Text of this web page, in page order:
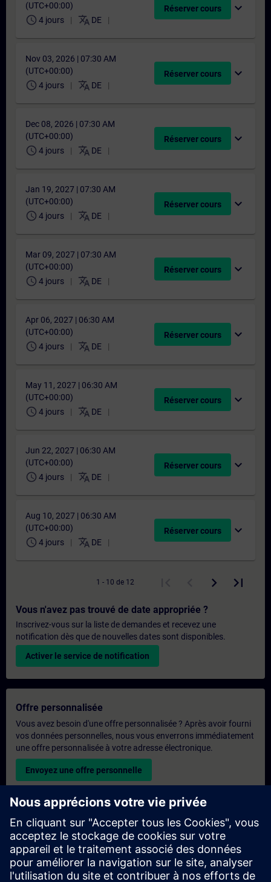
(UTC+00:00)
schedule 4 jours translate DE
Réserver cours expand_more
Nov 03, 2026 | 07:30 AM
(UTC+00:00)
schedule 4 jours translate DE
Réserver cours expand_more
Dec 08, 2026 | 07:30 AM
(UTC+00:00)
schedule 4 jours translate DE
Réserver cours expand_more
Jan 19, 2027 | 07:30 AM
(UTC+00:00)
schedule 4 jours translate DE
Réserver cours expand_more
Mar 09, 2027 | 07:30 AM
(UTC+00:00)
schedule 4 jours translate DE
Réserver cours expand_more
Apr 06, 2027 | 06:30 AM
(UTC+00:00)
schedule 4 jours translate DE
Réserver cours expand_more
May 11, 2027 | 06:30 AM
(UTC+00:00)
schedule 4 jours translate DE
Réserver cours expand_more
Jun 22, 2027 | 06:30 AM
(UTC+00:00)
schedule 4 jours translate DE
Réserver cours expand_more
Aug 10, 2027 | 06:30 AM
(UTC+00:00)
schedule 4 jours translate DE
Réserver cours expand_more
1 - 10 de 12
Vous n'avez pas trouvé de date appropriée ?
Inscrivez-vous sur la liste de demandes et recevez une
notification dès que de nouvelles dates sont disponibles.
Activer le service de notification
Offre personnalisée
Vous avez besoin d'une offre personnalisée ? Après avoir fourni
vos données personnelles, nous vous enverrons immédiatement
une offre personnalisée à votre adresse électronique.
Envoyez une offre personnelle
Demande de formation exclusive
Veuillez remplir le formulaire ci-dessous si vous souhaitez
obtenir un devis pour une formation exclusive, que ce soit sur
site, en ligne ou dans notre centre de formation SITRAIN. Ce
type de demande convient aux groupes plus importants (6